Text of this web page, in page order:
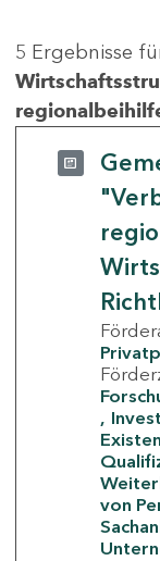
5 Ergebnisse
von